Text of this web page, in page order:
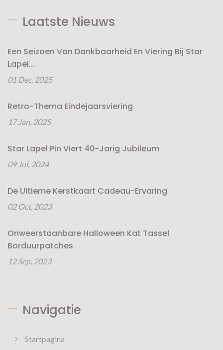
Laatste Nieuws
Een Seizoen Van Dankbaarheid En Viering Bij Star
Lapel...
01 Dec, 2025
Retro-Thema Eindejaarsviering
17 Jan, 2025
Star Lapel Pin Viert 40-Jarig Jubileum
09 Jul, 2024
De Ultieme Kerstkaart Cadeau-Ervaring
02 Oct, 2023
Onweerstaanbare Halloween Kat Tassel
Borduurpatches
12 Sep, 2023
Navigatie
Startpagina